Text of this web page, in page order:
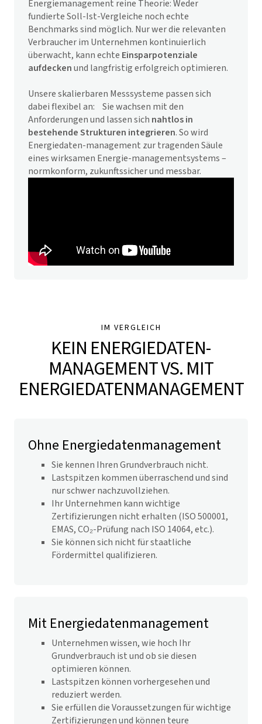
Energiemanagement reine Theorie: Weder
fundierte Soll-Ist-Vergleiche noch echte
Benchmarks sind möglich. Nur wer die relevanten
Verbraucher im Unternehmen kontinuierlich
überwacht, kann echte Einsparpotenziale
aufdeckenund langfristig erfolgreich optimieren.
Unsere skalierbaren Messsysteme passen sich
dabei flexibel an: Sie wachsen mit den
Anforderungen und lassen sich nahtlos in
bestehende Strukturen integrieren. So wird
Energiedaten-management zur tragenden Säule
eines wirksamen Energie-managementsystems –
normkonform, zukunftssicher und messbar.
IM VERGLEICH
KEIN ENERGIEDATEN­
MANAGEMENT VS. MIT
ENERGIEDATEN­MANAGEMENT
Ohne Energiedaten­management
Sie kennen Ihren Grundverbrauch nicht.
Lastspitzen kommen überraschend und sind
nur schwer nachzuvollziehen.
Ihr Unternehmen kann wichtige
Zertifizierungen nicht erhalten (ISO 500001,
EMAS, CO₂-Prüfung nach ISO 14064, etc.).
Sie können sich nicht für staatliche
Fördermittel qualifizieren.
Mit Energiedaten­management
Unternehmen wissen, wie hoch Ihr
Grundverbrauch ist und ob sie diesen
optimieren können.
Lastspitzen können vorhergesehen und
reduziert werden.
Sie erfüllen die Voraussetzungen für wichtige
Zertifizierungen und können teure